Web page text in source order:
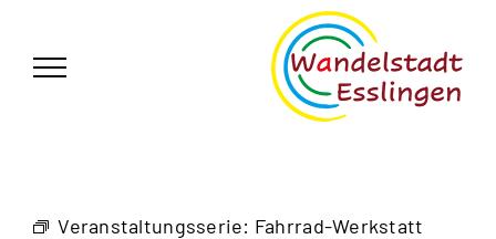
springen
Veranstaltungsserie: Fahrrad-Werkstatt